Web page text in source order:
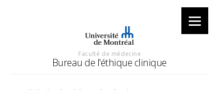
Faculté de médecine
Bureau de l'éthique clinique